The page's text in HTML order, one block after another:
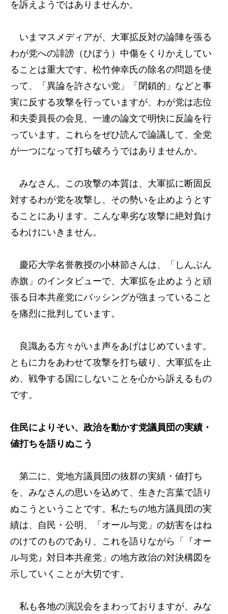
を訴えようではありませんか。
いまマスメディアが、大軍拡反対の論陣を張る
わが党への誹謗（ひぼう）中傷をくりかえしてい
ることは重大です。松竹伸幸氏の除名の問題を使
って、「異論を許さない党」「閉鎖的」などと事
実に反する攻撃を行っていますが、わが党は志位
和夫委員長の会見、一連の論文で明快に反論を行
っています。これらをぜひ読んで論議して、全党
が一つになって打ち破ろうではありませんか。
みなさん。この攻撃の本質は、大軍拡に断固反
対するわが党を攻撃し、その勢いを止めようとす
ることにあります。こんな卑劣な攻撃に絶対負け
るわけにいきません。
慶応大学名誉教授の小林節さんは、「しんぶん
赤旗」のインタビューで、大軍拡を止めようと頑
張る日本共産党にバッシングが強まっていること
を痛烈に批判しています。
良識ある方々がいま声をあげはじめています。
ともに力をあわせて攻撃を打ち破り、大軍拡を止
め、戦争する国にしないことを心から訴えるもの
です。
住民によりそい、政治を動かす党議員団の実績・
値打ちを語りぬこう
第二に、党地方議員団の抜群の実績・値打ち
を、みなさんの思いを込めて、生きた言葉で語り
ぬこうということです。私たちの地方議員団の実
績は、自民・公明、「オール与党」の妨害をはね
のけてのものであり、これを語りながら「『オー
ル与党』対日本共産党」の地方政治の対決構図を
示していくことが大切です。
私も各地の演説会をまわっておりますが、みな